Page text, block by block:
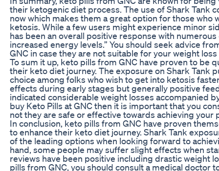
their ketogenic diet process. The use of Shark Tank
now which makes them a great option for those
ketosis. While a few users might experience minor
has been an overall positive response with
increased energy levels.” You should seek advice
GNC in case they are not suitable for your weight loss
To sum it up, keto pills from GNC have proven to be
their keto diet journey. The exposure on Shark Tank
choice among folks who wish to get into ketosis
effects during early stages but generally positive
indicated considerable weight losses accompanied
buy Keto Pills at GNC then it is important that you
not they are safe or effective towards achieving
In conclusion, keto pills from GNC have proven
to enhance their keto diet journey. Shark Tank
of the leading options when looking forward to
hand, some people may suffer slight effects when
reviews have been positive including drastic weight
pills from GNC, you should consult a medical doctor